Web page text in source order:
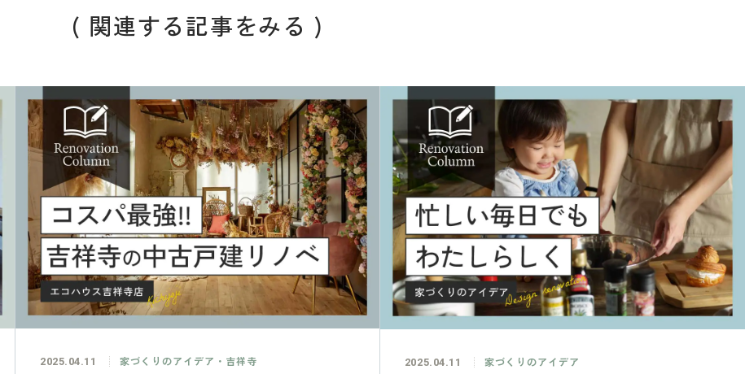
( 関連する記事をみる )
2025.04.11 家づくりのアイデア・吉祥寺 2025.04.11 家づくりのアイデア